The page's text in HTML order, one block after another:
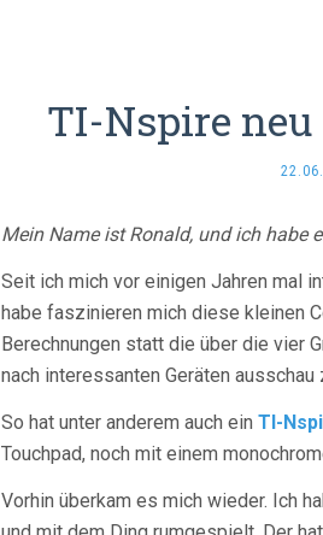
TI-Nspire
Mein Name ist Ronald, und ich habe
Seit ich mich vor einigen Jahren mal
habe faszinieren mich diese kleinen
Berechnungen statt die über die vier
nach interessanten Geräten ausschau
So hat unter anderem auch ein TI-
Touchpad, noch mit einem
Vorhin überkam es mich wieder. Ich